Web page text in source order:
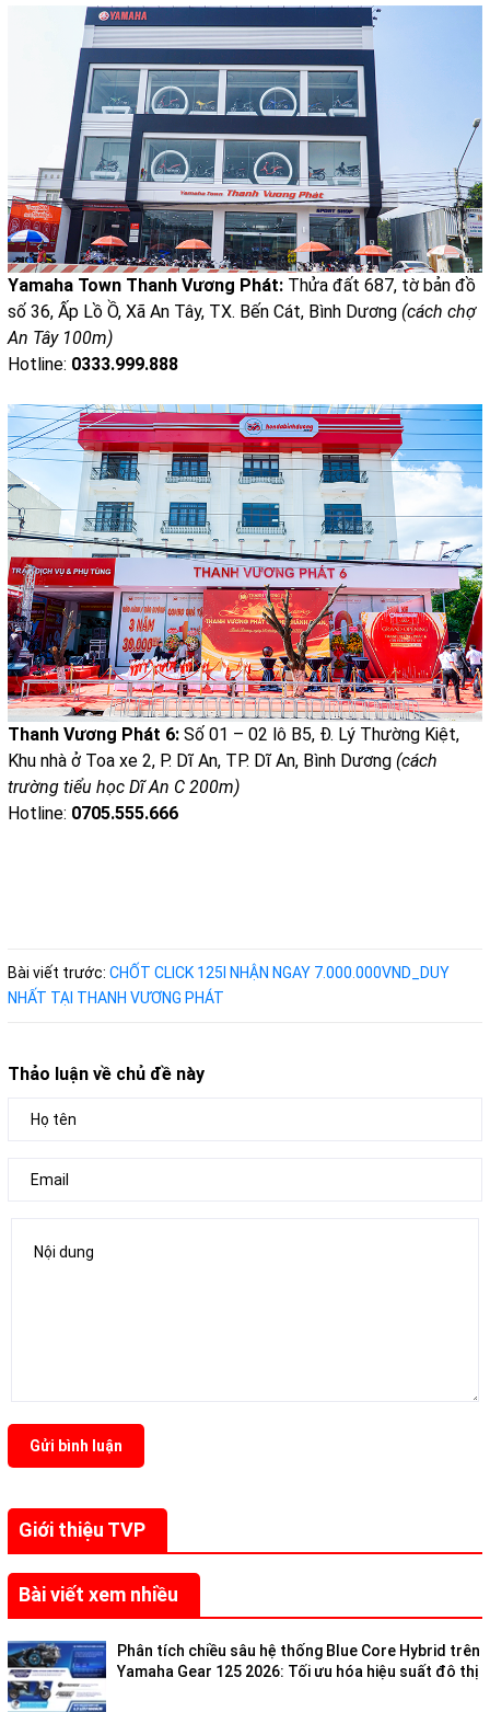
Giới thiệu TVP
Bài viết xem nhiều
Phân tích chiều sâu hệ thống Blue Core Hybrid trên
Yamaha Gear 125 2026: Tối ưu hóa hiệu suất đô thị
Yamaha Town Thanh Vương Phát: Thửa đất 687, tờ bản đồ
số 36, Ấp Lồ Ồ, Xã An Tây, TX. Bến Cát, Bình Dương (cách chợ
An Tây 100m)
Hotline: 0333.999.888
Thanh Vương Phát 6: Số 01 – 02 lô B5, Đ. Lý Thường Kiệt,
Khu nhà ở Toa xe 2, P. Dĩ An, TP. Dĩ An, Bình Dương (cách
trường tiểu học Dĩ An C 200m)
Hotline: 0705.555.666
Bài viết trước: CHỐT CLICK 125I NHẬN NGAY 7.000.000VND_DUY
NHẤT TẠI THANH VƯƠNG PHÁT
Thảo luận về chủ đề này
Gửi bình luận